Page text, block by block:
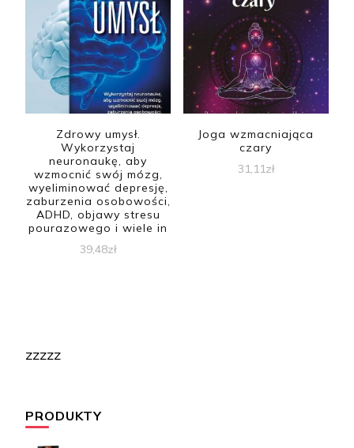
Zdrowy umysł.
Wykorzystaj
neuronaukę, aby
wzmocnić swój mózg,
wyeliminować depresję,
zaburzenia osobowości,
ADHD, objawy stresu
pourazowego i wiele in
39,48zł
Joga wzmacniająca
czary
31,11zł
zzzzz
PRODUKTY